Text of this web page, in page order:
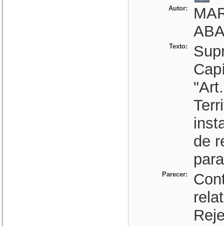
Autor:
Texto:
de
Parecer: